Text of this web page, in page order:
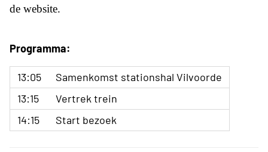
de website.
Programma:
13:05
Samenkomst stationshal Vilvoorde
13:15
Vertrek trein
14:15
Start bezoek